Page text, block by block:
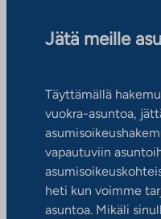
Jätä meille
Täyttämällä
vuokra-asuntoa,
vapautuviin
heti kun voimme
asuntoa. Mikäli